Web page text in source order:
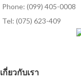
Phone: (099) 405-0008
Tel: (075) 623-409
เกี่ยวกับเรา